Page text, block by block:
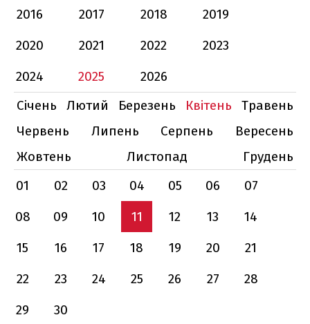
2016
2017 2018
2019
2020
2021 2022
2023
2024
2025
2026
Січень
Лютий Березень Квітень
Травень
Червень
Липень Серпень
Вересень
Жовтень
Листопад
Грудень
01
02 03 04 05 06
07
08
09 10 11 12 13
14
15
16 17 18 19 20
21
22
23 24 25 26 27
28
29
30